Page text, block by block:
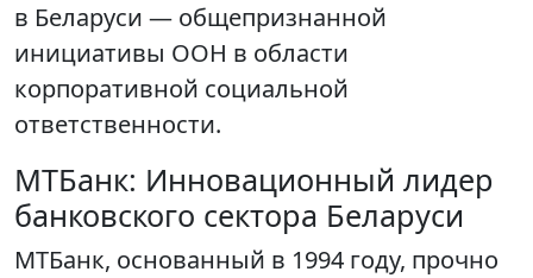
в Беларуси — общепризнанной
инициативы ООН в области
корпоративной социальной
ответственности.
МТБанк: Инновационный лидер
банковского сектора Беларуси
МТБанк, основанный в 1994 году, прочно